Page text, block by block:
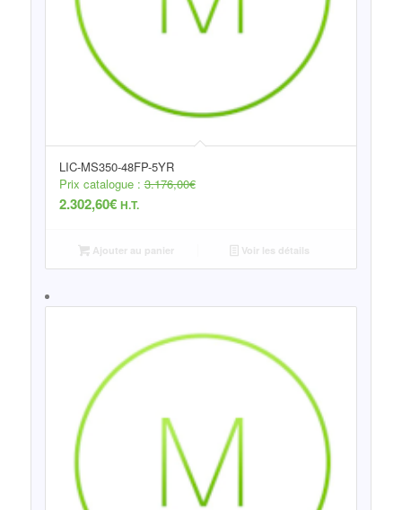
LIC-MS350-48FP-5YR
Prix catalogue :3.176,00€
2.302,60€ H.T.
Ajouter au panier Voir les détails